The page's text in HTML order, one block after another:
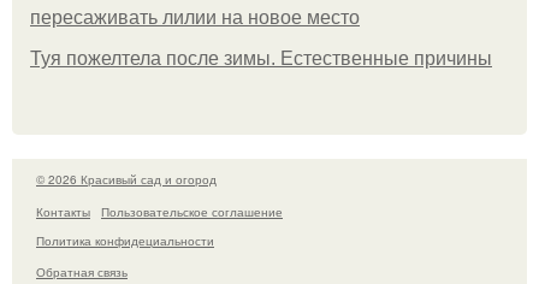
пересаживать лилии на новое место
Туя пожелтела после зимы. Естественные причины
© 2026 Красивый сад и огород
Контакты
Пользовательское соглашение
Политика конфидециальности
Обратная связь